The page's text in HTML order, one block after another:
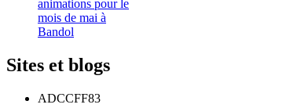
animations pour le
mois de mai à
Bandol
Sites et blogs
ADCCFF83